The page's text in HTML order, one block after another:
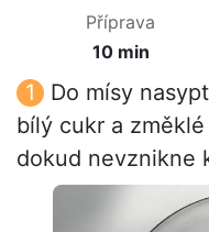
Příprava
10 min
Do mísy
bílý cukr a
dokud nevznikne